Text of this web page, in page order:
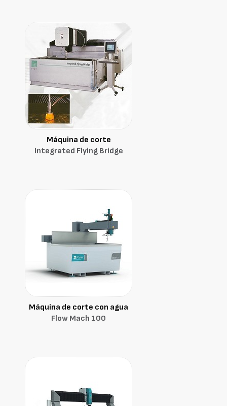
Máquina de corte
Integrated Flying Bridge
Máquina de corte con agua
Flow Mach 100